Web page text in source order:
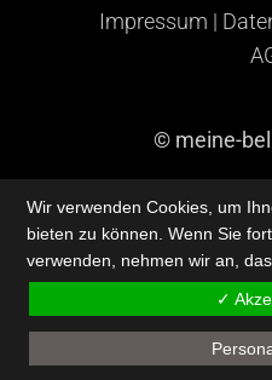
Impressum |
© meine-
Wir verwenden Cookies, um
bieten zu können. Wenn Sie
verwenden, nehmen wir an,
✓